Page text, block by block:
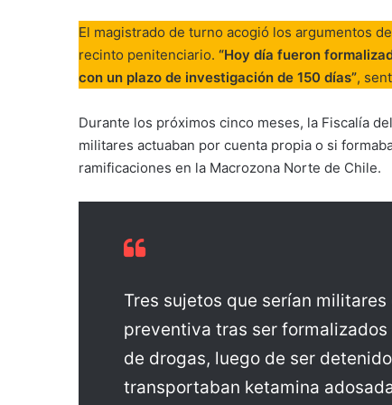
El magistrado de turno acogió los argumentos
recinto penitenciario. “Hoy día fueron
con un plazo de investigación de 150 días”,
Durante los próximos cinco meses, la Fiscalía
militares actuaban por cuenta propia o si
ramificaciones en la Macrozona Norte de Chile.
Tres sujetos que serían
preventiva tras ser
de drogas, luego de ser
transportaban ketamina